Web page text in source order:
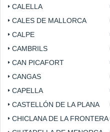
CALELLA
CALES DE MALLORCA
CALPE
CAMBRILS
CAN PICAFORT
CANGAS
CAPELLA
CASTELLÓN DE LA PLANA
CHICLANA DE LA FRONTERA